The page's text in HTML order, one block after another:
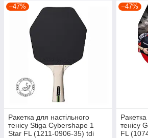
–47%
Ракетка для настільного
тенісу Stiga Cybershape 1
Star FL (1211-0906-35) tdi
–47%
тенісу
FL